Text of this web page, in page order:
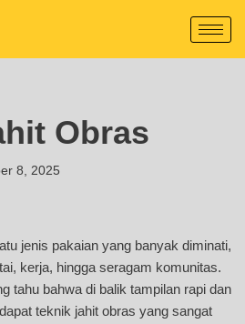
Obras
8, 2025
jenis pakaian yang banyak diminati,
kerja, hingga seragam komunitas.
tahu bahwa di balik tampilan rapi dan
teknik jahit obras yang sangat